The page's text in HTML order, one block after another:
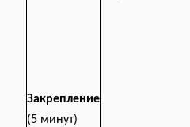
Закрепление
(5 минут)